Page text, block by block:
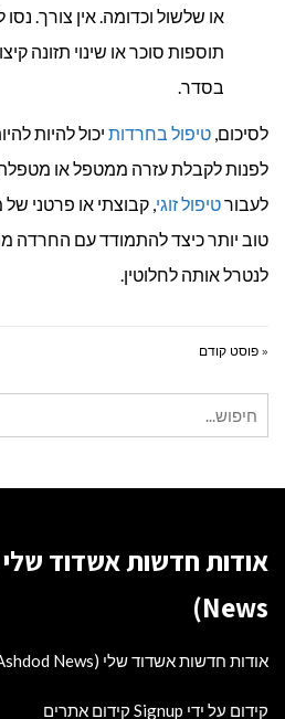
או שלשול וכדומה. אין צורך.
תוספות סוכר או שינוי תזונה
בסדר.
לסיכום, טיפול בחרדות יכול להיות
לפנות לקבלת עזרה ממטפל או מטפלת
לעבורטיפול זוגי, קבוצתי או פרטני
טוב יותר כיצד להתמודד עם החרדה
לנטרל אותה לחלוטין.
« פוסט קודם
עבור:
News)
אודות חדשות אשדוד שלי (My Ashdod News)
קידום על ידי Signup קידום אתרים